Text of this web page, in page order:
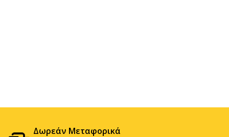
Δωρεάν Μεταφορικά